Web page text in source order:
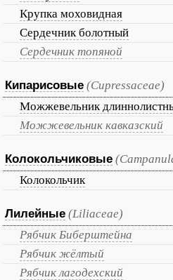
Крупка моховидная
Сердечник болотный
Сердечник топяной
Кипарисовые (Cupressaceae)
Можжевельник
Можжевельник кавказский
Колокольчиковые
Колокольчик
Лилейные (Liliaceae)
Рябчик Биберштейна
Рябчик жёлтый
Рябчик лагодехский